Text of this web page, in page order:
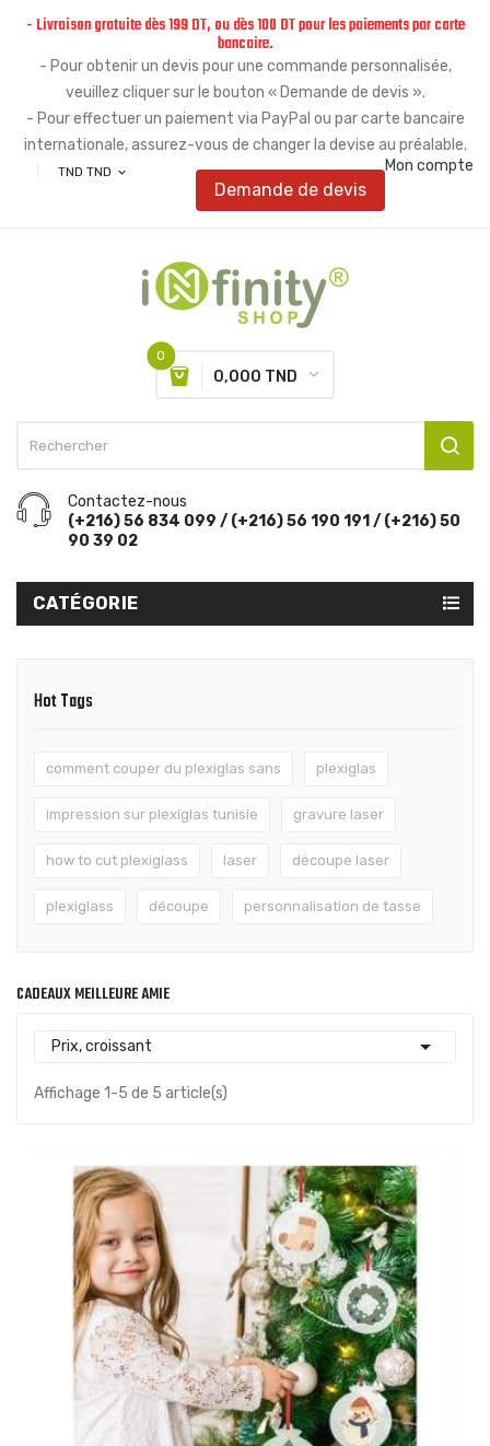
- Livraison gratuite dès 199 DT, ou dès 100 DT pour les paiements par carte
bancaire.
- Pour obtenir un devis pour une commande personnalisée,
veuillez cliquer sur le bouton « Demande de devis ».
- Pour effectuer un paiement via PayPal ou par carte bancaire
internationale, assurez-vous de changer la devise au préalable.
TND TND expand_more Mon compte
Demande de devis
0
0,000 TND
Contactez-nous
(+216) 56 834 099 / (+216) 56 190 191 / (+216) 50
90 39 02
CATÉGORIE
Hot Tags
comment couper du plexiglas sans plexiglas
impression sur plexiglas tunisie gravure laser
how to cut plexiglass laser découpe laser
plexiglass découpe personnalisation de tasse
CADEAUX MEILLEURE AMIE
Prix, croissant 
Affichage 1-5 de 5 article(s)